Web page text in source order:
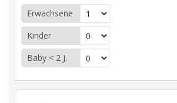
Erwachsene
Kinder
Baby < 2 J.